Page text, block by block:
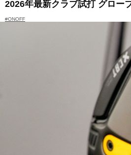
2026年最新クラブ試打 グロー
#ONOFF